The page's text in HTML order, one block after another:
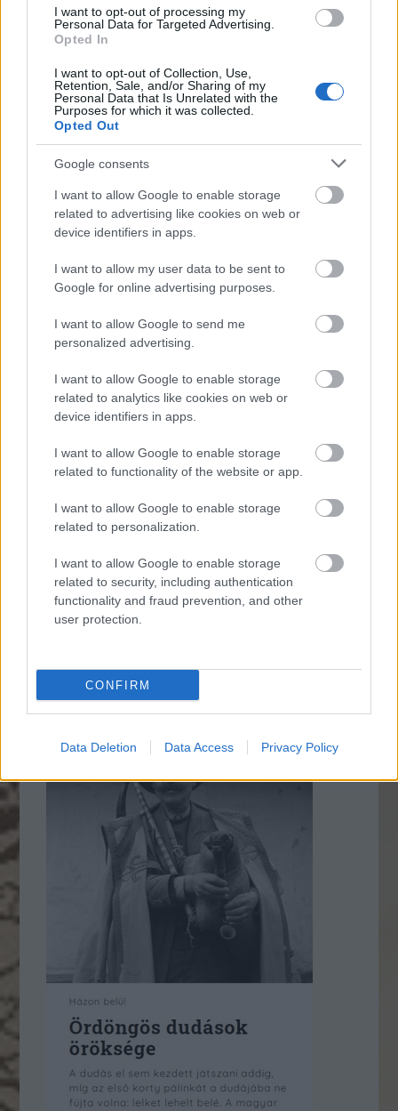
I want to opt-out of processing my
Personal Data for Targeted Advertising.
Opted In
I want to opt-out of Collection, Use,
Retention, Sale, and/or Sharing of my
Personal Data that Is Unrelated with the
Purposes for which it was collected.
Opted Out
Google consents
I want to allow Google to enable storage
related to advertising like cookies on web or
device identifiers in apps.
I want to allow my user data to be sent to
Google for online advertising purposes.
I want to allow Google to send me
personalized advertising.
I want to allow Google to enable storage
related to analytics like cookies on web or
device identifiers in apps.
I want to allow Google to enable storage
related to functionality of the website or app.
I want to allow Google to enable storage
related to personalization.
I want to allow Google to enable storage
related to security, including authentication
functionality and fraud prevention, and other
user protection.
CONFIRM
Data Deletion Data Access Privacy Policy
* * *
* * *